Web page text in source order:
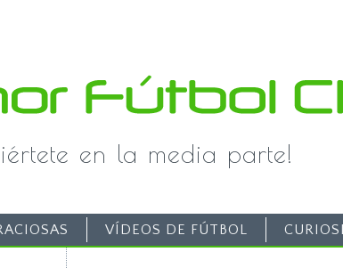
en la media parte!
VÍDEOS DE FÚTBOL